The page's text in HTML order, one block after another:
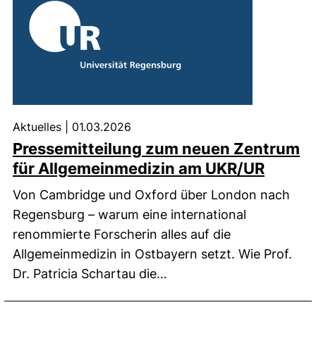
Pressemitteilung zum neuen Zentrum
für Allgemeinmedizin am UKR/UR
Aktuelles 01.03.2026
Von Cambridge und Oxford über London nach
Regensburg – warum eine international
renommierte Forscherin alles auf die
Allgemeinmedizin in Ostbayern setzt. Wie Prof.
Dr. Patricia Schartau die…